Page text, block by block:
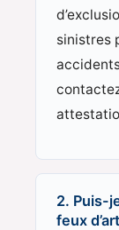
sinistres
2. Puis-
feux